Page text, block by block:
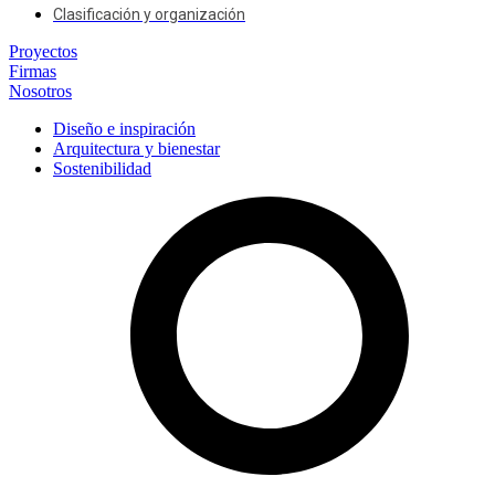
Clasificación y organización
Proyectos
Firmas
Nosotros
Diseño e inspiración
Arquitectura y bienestar
Sostenibilidad